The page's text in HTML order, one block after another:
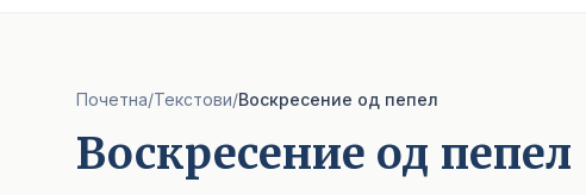
Почетна/Текстови/Воскресение од пепел
Воскресение од пепел